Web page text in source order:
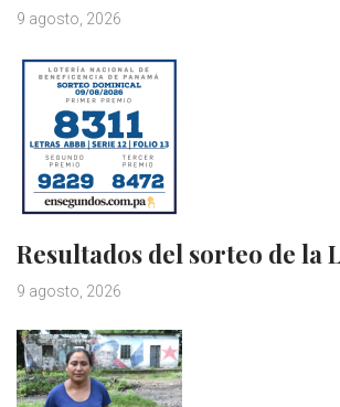
9 agosto, 2026
Resultados del sorteo de la
9 agosto, 2026